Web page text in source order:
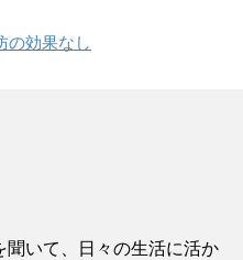
の効果なし
いて、日々の生活に活か